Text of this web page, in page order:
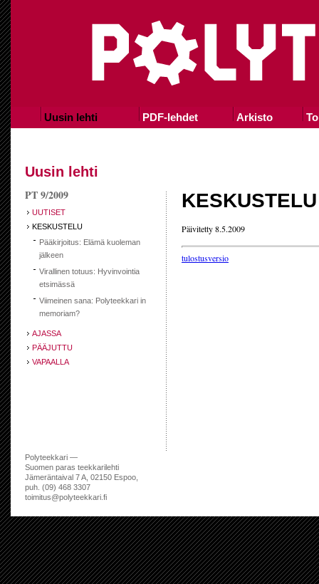
Uusin lehti PDF-lehdet Arkisto
Uusin lehti
PT 9/2009
UUTISET
KESKUSTELU
Pääkirjoitus: Elämä kuoleman
jälkeen
Virallinen totuus: Hyvinvointia
etsimässä
Viimeinen sana: Polyteekkari in
memoriam?
AJASSA
PÄÄJUTTU
VAPAALLA
KESKUSTELU
Päivitetty 8.5.2009
tulostusversio
Polyteekkari —
Suomen paras teekkarilehti
Jämeräntaival 7 A, 02150 Espoo,
puh. (09) 468 3307
toimitus@polyteekkari.fi